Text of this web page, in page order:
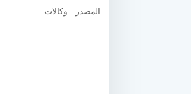
المصدر - وكالات